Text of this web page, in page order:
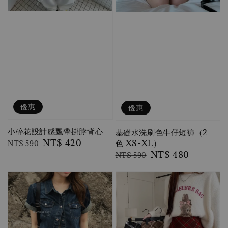
優惠
小碎花設計感飄帶掛脖背心
Regular
NT$ 590 Sale
NT$ 420
優惠
基礎水洗刷色牛仔短褲（2
色 XS-XL）
Regular
NT$ 590 Sale
NT$ 480